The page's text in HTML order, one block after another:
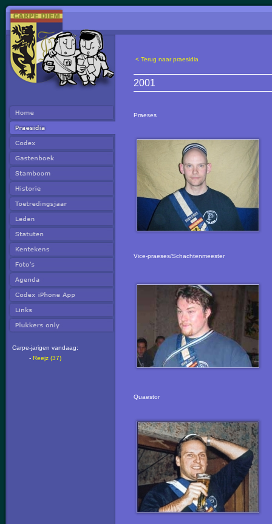
Carpe-jarigen vandaag:
- Reejz (37)
< Terug naar praesidia
2001
Praeses
Vice-praeses/Schachtenmeester
Quaestor